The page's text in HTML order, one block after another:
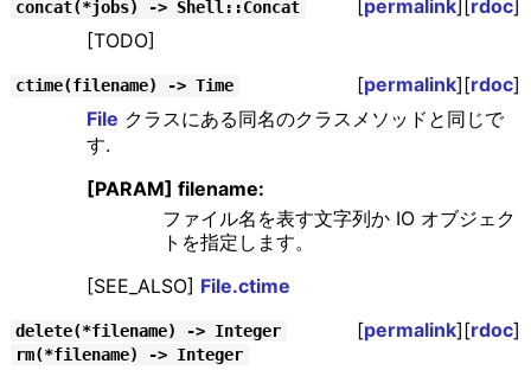
concat(*jobs) -> Shell::Concat permalink rdoc
[TODO]
ctime(filename) -> Time [permalink][rdoc]
File クラスにある同名のクラスメソッドと同じで
す.
[PARAM] filename:
ファイル名を表す文字列か IO オブジェク
トを指定します。
[SEE_ALSO] File.ctime
delete(*filename) -> Integer [permalink][rdoc]
rm(*filename) -> Integer